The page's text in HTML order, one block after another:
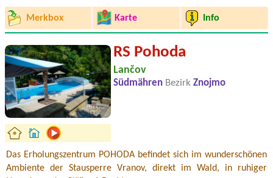
Merkbox Karte Info
RS Pohoda
Lančov
Südmähren Bezirk Znojmo
Das Erholungszentrum POHODA befindet sich im wunderschönen
Ambiente der Stausperre Vranov, direkt im Wald, in ruhiger